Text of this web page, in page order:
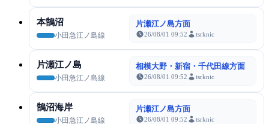
本鵠沼
小田急江ノ島線
片瀬江ノ島方面
26/08/01 09:52 tsrknic
片瀬江ノ島
小田急江ノ島線
相模大野・新宿・千代田線方面
26/08/01 09:52 tsrknic
鵠沼海岸
小田急江ノ島線
片瀬江ノ島方面
26/08/01 09:52 tsrknic